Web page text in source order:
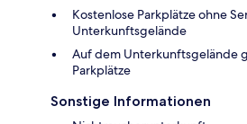
Kostenlose Parkplätze ohne
Unterkunftsgelände
Auf dem Unterkunftsgelände
Parkplätze
Sonstige Informationen